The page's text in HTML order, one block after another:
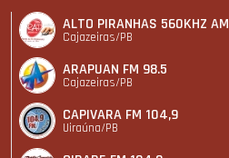
ALTO PIRANHAS 560KHZ AM
Cajazeiras/PB
ARAPUAN FM 98.5
Cajazeiras/PB
CAPIVARA FM 104,9
Uiraúna/PB